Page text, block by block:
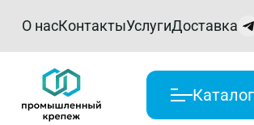
О насКонтактыУслугиДоставка
Каталог